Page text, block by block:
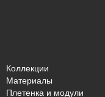
Коллекции
Материалы
Плетенка и модули